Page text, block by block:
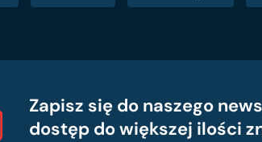
Zapisz się do naszego
dostęp do większej ilości